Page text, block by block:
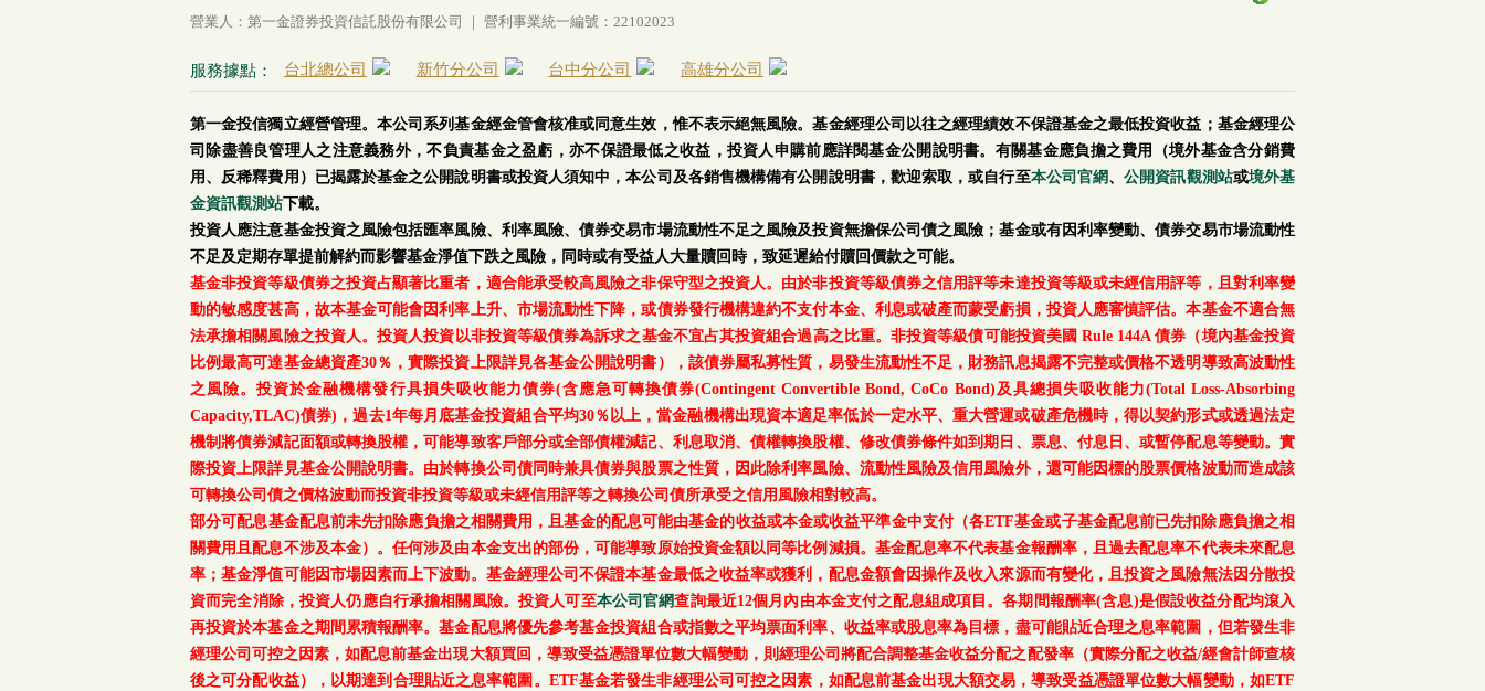
營業人：第一金證券投資信託股份有限公司 ｜ 營利事業統一編號：22102023
服務據點： 台北總公司 新竹分公司 台中分公司 高雄分公司
第一金投信獨立經營管理。本公司系列基金經金管會核准或同意生效，惟不表示絕無風險。基金經理公司以往之經理績效不保證基金之最低投資收益；基金經理公
司除盡善良管理人之注意義務外，不負責基金之盈虧，亦不保證最低之收益，投資人申購前應詳閱基金公開說明書。有關基金應負擔之費用（境外基金含分銷費
用、反稀釋費用）已揭露於基金之公開說明書或投資人須知中，本公司及各銷售機構備有公開說明書，歡迎索取，或自行至本公司官網、公開資訊觀測站或境外基
金資訊觀測站下載。
投資人應注意基金投資之風險包括匯率風險、利率風險、債券交易市場流動性不足之風險及投資無擔保公司債之風險；基金或有因利率變動、債券交易市場流動性
不足及定期存單提前解約而影響基金淨值下跌之風險，同時或有受益人大量贖回時，致延遲給付贖回價款之可能。
基金非投資等級債券之投資占顯著比重者，適合能承受較高風險之非保守型之投資人。由於非投資等級債券之信用評等未達投資等級或未經信用評等，且對利率變
動的敏感度甚高，故本基金可能會因利率上升、市場流動性下降，或債券發行機構違約不支付本金、利息或破產而蒙受虧損，投資人應審慎評估。本基金不適合無
法承擔相關風險之投資人。投資人投資以非投資等級債券為訴求之基金不宜占其投資組合過高之比重。非投資等級債可能投資美國 Rule 144A 債券（境內基金投資
比例最高可達基金總資產30％，實際投資上限詳見各基金公開說明書），該債券屬私募性質，易發生流動性不足，財務訊息揭露不完整或價格不透明導致高波動性
之風險。投資於金融機構發行具損失吸收能力債券(含應急可轉換債券(Contingent Convertible Bond, CoCo Bond)及具總損失吸收能力(Total Loss-Absorbing
Capacity,TLAC)債券)，過去1年每月底基金投資組合平均30％以上，當金融機構出現資本適足率低於一定水平、重大營運或破產危機時，得以契約形式或透過法定
機制將債券減記面額或轉換股權，可能導致客戶部分或全部債權減記、利息取消、債權轉換股權、修改債券條件如到期日、票息、付息日、或暫停配息等變動。實
際投資上限詳見基金公開說明書。由於轉換公司債同時兼具債券與股票之性質，因此除利率風險、流動性風險及信用風險外，還可能因標的股票價格波動而造成該
可轉換公司債之價格波動而投資非投資等級或未經信用評等之轉換公司債所承受之信用風險相對較高。
部分可配息基金配息前未先扣除應負擔之相關費用，且基金的配息可能由基金的收益或本金或收益平準金中支付（各ETF基金或子基金配息前已先扣除應負擔之相
關費用且配息不涉及本金）。任何涉及由本金支出的部份，可能導致原始投資金額以同等比例減損。基金配息率不代表基金報酬率，且過去配息率不代表未來配息
率；基金淨值可能因市場因素而上下波動。基金經理公司不保證本基金最低之收益率或獲利，配息金額會因操作及收入來源而有變化，且投資之風險無法因分散投
資而完全消除，投資人仍應自行承擔相關風險。投資人可至本公司官網查詢最近12個月內由本金支付之配息組成項目。各期間報酬率(含息)是假設收益分配均滾入
再投資於本基金之期間累積報酬率。基金配息將優先參考基金投資組合或指數之平均票面利率、收益率或股息率為目標，盡可能貼近合理之息率範圍，但若發生非
經理公司可控之因素，如配息前基金出現大額買回，導致受益憑證單位數大幅變動，則經理公司將配合調整基金收益分配之配發率（實際分配之收益/經會計師查核
後之可分配收益），以期達到合理貼近之息率範圍。ETF基金若發生非經理公司可控之因素，如配息前基金出現大額交易，導致受益憑證單位數大幅變動，如ETF